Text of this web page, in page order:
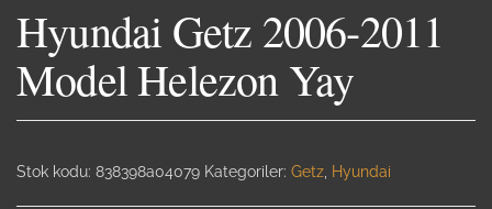
Hyundai Getz 2006-2011
Model Helezon Yay
Stok kodu: 838398a04079 Kategoriler: Getz Hyundai